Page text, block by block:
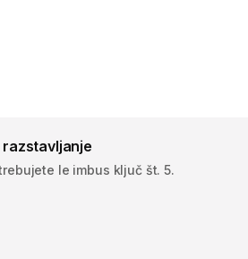
le imbus ključ št. 5.